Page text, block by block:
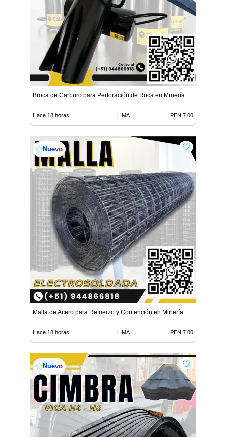
Broca de Carburo para Perforación de Roca en Minería
Hace 18 horas LIMA PEN 7.00
Nuevo
Malla de Acero para Refuerzo y Contención en Minería
Hace 18 horas LIMA PEN 7.00
Nuevo